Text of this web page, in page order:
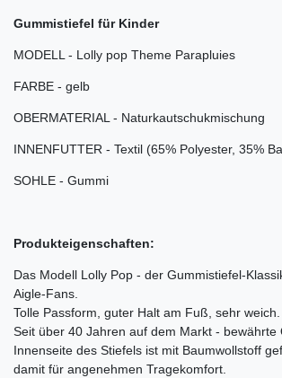
Gummistiefel für Kinder
MODELL - Lolly pop Theme Parapluies
FARBE - gelb
OBERMATERIAL - Naturkautschukmischung
INNENFUTTER - Textil (65% Polyester, 35%
SOHLE - Gummi
Produkteigenschaften:
Das Modell Lolly Pop - der Gummistiefel-
Aigle-Fans.
Tolle Passform, guter Halt am Fuß, sehr weich.
Seit über 40 Jahren auf dem Markt - bewährte
Innenseite des Stiefels ist mit Baumwollstoff
damit für angenehmen Tragekomfort.